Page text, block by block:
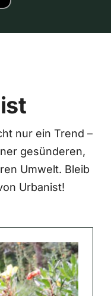
nur ein Trend –
gesünderen,
Umwelt. Bleib
Urbanist!